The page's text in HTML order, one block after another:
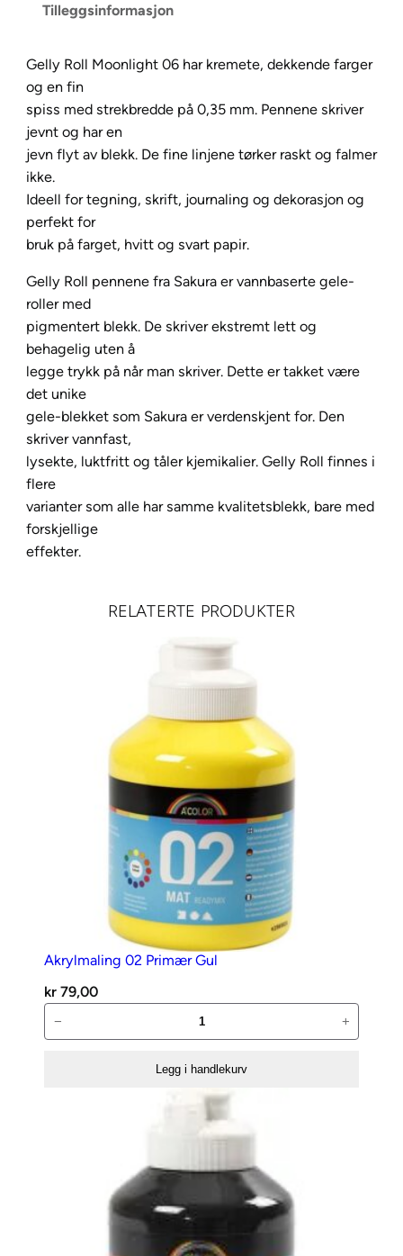
l
y
R
o
l
l
M
o
o
n
i
g
h
t
0
6
–
4
4
4
C
o
o
Tilleggsinformasjon
Gelly Roll Moonlight 06 har kremete, dekkende farger
og en fin
spiss med strekbredde på 0,35 mm. Pennene skriver
jevnt og har en
jevn flyt av blekk. De fine linjene tørker raskt og falmer
ikke.
Ideell for tegning, skrift, journaling og dekorasjon og
perfekt for
bruk på farget, hvitt og svart papir.
Gelly Roll pennene fra Sakura er vannbaserte gele-
roller med
pigmentert blekk. De skriver ekstremt lett og
behagelig uten å
legge trykk på når man skriver. Dette er takket være
det unike
gele-blekket som Sakura er verdenskjent for. Den
skriver vannfast,
lysekte, luktfritt og tåler kjemikalier. Gelly Roll finnes i
flere
varianter som alle har samme kvalitetsblekk, bare med
forskjellige
effekter.
RELATERTE PRODUKTER
Akrylmaling 02 Primær Gul
kr 79,00
02
− +
Legg i handlekurv